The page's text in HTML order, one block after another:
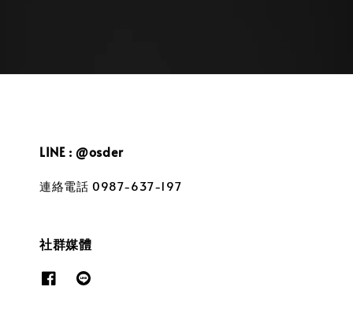
LINE : @osder
連絡電話 0987-637-197
社群媒體